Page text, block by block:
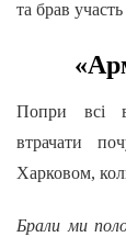
та брав
Попри всі
втрачати
Харковом,
Брали ми